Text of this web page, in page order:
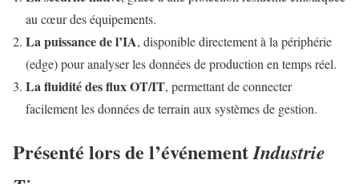
au cœur des équipements.
La puissance de l’IA, disponible directement à la périphérie
(edge) pour analyser les données de production en temps réel.
La fluidité des flux OT/IT, permettant de connecter
facilement les données de terrain aux systèmes de gestion.
Présenté lors de l’événementIndustrie